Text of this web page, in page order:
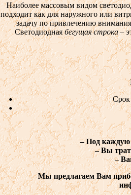
Наиболее массовым видом
подходит как для наружного или
задачу по привлечению
Светодиоднаябегущая строка–
– Под каждую
– Вы
–
Мы предлагаем Вам